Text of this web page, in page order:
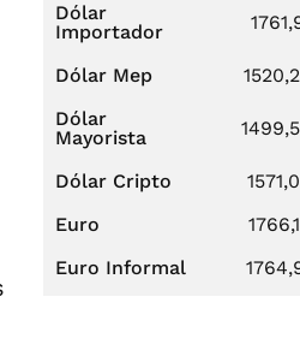
Dólar
Importador
Dólar Mep
Dólar
Mayorista
Dólar Cripto
Euro
Euro Informal